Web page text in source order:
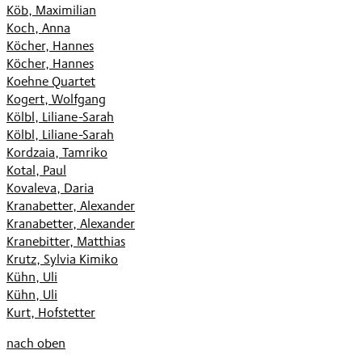
Köb, Maximilian
Koch, Anna
Köcher, Hannes
Köcher, Hannes
Koehne Quartet
Kogert, Wolfgang
Kölbl, Liliane-Sarah
Kölbl, Liliane-Sarah
Kordzaia, Tamriko
Kotal, Paul
Kovaleva, Daria
Kranabetter, Alexander
Kranabetter, Alexander
Kranebitter, Matthias
Krutz, Sylvia Kimiko
Kühn, Uli
Kühn, Uli
Kurt, Hofstetter
nach oben